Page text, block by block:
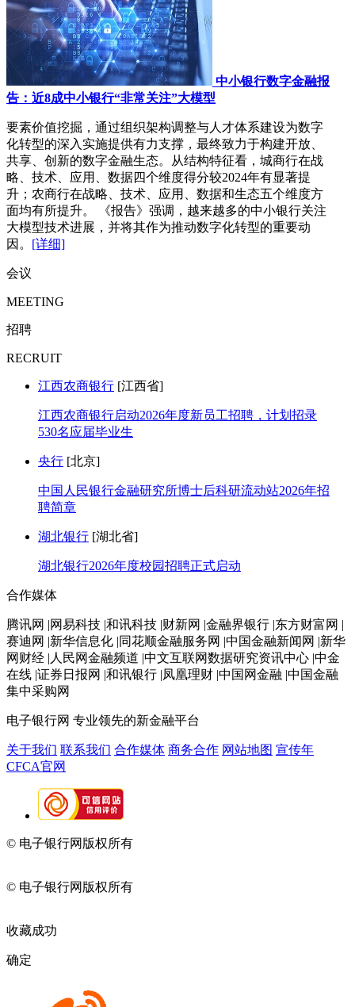
中小银行数字金融报
告：近8成中小银行“非常关注”大模型
要素价值挖掘，通过组织架构调整与人才体系建设为数字
化转型的深入实施提供有力支撑，最终致力于构建开放、
共享、创新的数字金融生态。从结构特征看，城商行在战
略、技术、应用、数据四个维度得分较2024年有显著提
升；农商行在战略、技术、应用、数据和生态五个维度方
面均有所提升。 《报告》强调，越来越多的中小银行关注
大模型技术进展，并将其作为推动数字化转型的重要动
因。 [详细]
会议
MEETING
招聘
RECRUIT
江西农商银行 [江西省]
江西农商银行启动2026年度新员工招聘，计划招录
530名应届毕业生
央行 [北京]
中国人民银行金融研究所博士后科研流动站2026年招
聘简章
湖北银行 [湖北省]
湖北银行2026年度校园招聘正式启动
合作媒体
腾讯网 |网易科技 |和讯科技 |财新网 |金融界银行 |东方财富网 |
赛迪网 |新华信息化 |同花顺金融服务网 |中国金融新闻网 |新华
网财经 |人民网金融频道 |中文互联网数据研究资讯中心 |中金
在线 |证券日报网 |和讯银行 |凤凰理财 |中国网金融 |中国金融
集中采购网
电子银行网 专业领先的新金融平台
关于我们 联系我们 合作媒体 商务合作 网站地图 宣传年
CFCA官网
© 电子银行网版权所有
© 电子银行网版权所有
收藏成功
确定